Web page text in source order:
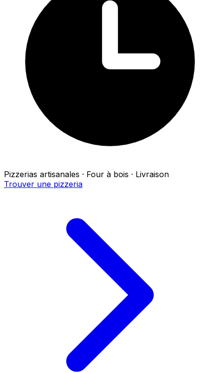
Pizzerias artisanales · Four à bois · Livraison
Trouver une pizzeria